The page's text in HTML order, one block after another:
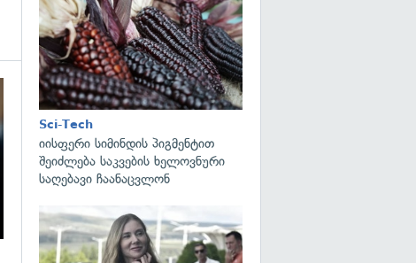
გადახედვა
Sci-Tech
იისფერი სიმინდის პიგმენტით
შეიძლება საკვების ხელოვნური
საღებავი ჩაანაცვლონ